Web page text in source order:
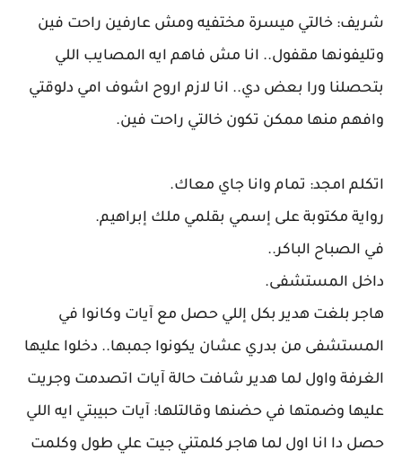
شريف: خالتي ميسرة مختفيه ومش عارفين راحت فين
وتليفونها مقفول.. انا مش فاهم ايه المصايب اللي
بتحصلنا ورا بعض دي.. انا لازم اروح اشوف امي دلوقتي
وافهم منها ممكن تكون خالتي راحت فين.
اتكلم امجد: تمام وانا جاي معاك.
رواية مكتوبة على إسمي بقلمي ملك إبراهيم.
في الصباح الباكر..
داخل المستشفى.
هاجر بلغت هدير بكل إللي حصل مع آيات وكانوا في
المستشفى من بدري عشان يكونوا جمبها.. دخلوا عليها
الغرفة واول لما هدير شافت حالة آيات اتصدمت وجريت
عليها وضمتها في حضنها وقالتلها: آيات حبيبتي ايه اللي
حصل دا انا اول لما هاجر كلمتني جيت علي طول وكلمت